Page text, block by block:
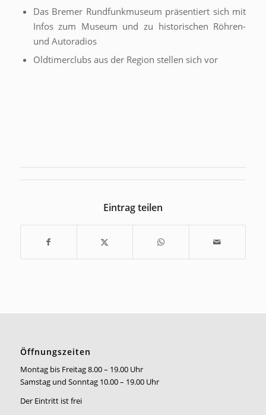
Das Bremer Rundfunkmuseum präsentiert sich mit
Infos zum Museum und zu historischen Röhren-
und Autoradios
Oldtimerclubs aus der Region stellen sich vor
Eintrag teilen
Öffnungszeiten
Montag bis Freitag 8.00 – 19.00 Uhr
Samstag und Sonntag 10.00 – 19.00 Uhr
Der Eintritt ist frei